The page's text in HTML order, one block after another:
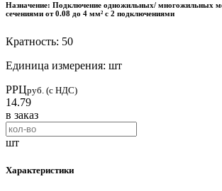
Назначение: Подключение одножильных/ многожильных
сечениями от 0.08 до 4 мм² с 2 подключениями
Кратность: 50
Единица измерения: шт
РРЦруб. (с НДС)
14.79
в заказ
шт
Характеристики